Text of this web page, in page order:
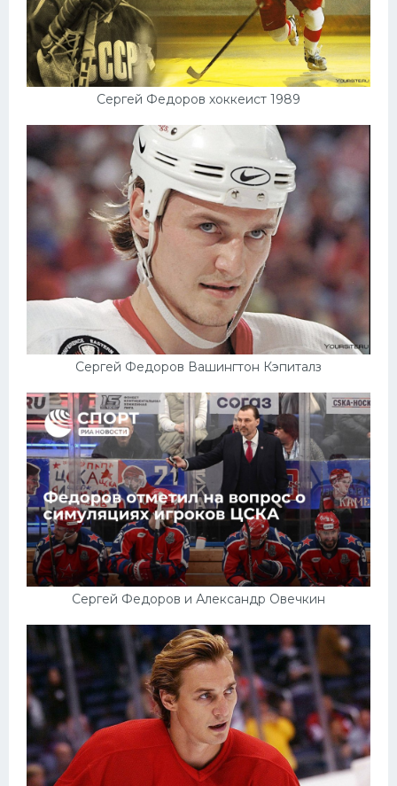
Сергей Федоров хоккеист 1989
Сергей Федоров Вашингтон Кэпиталз
Сергей Федоров и Александр Овечкин